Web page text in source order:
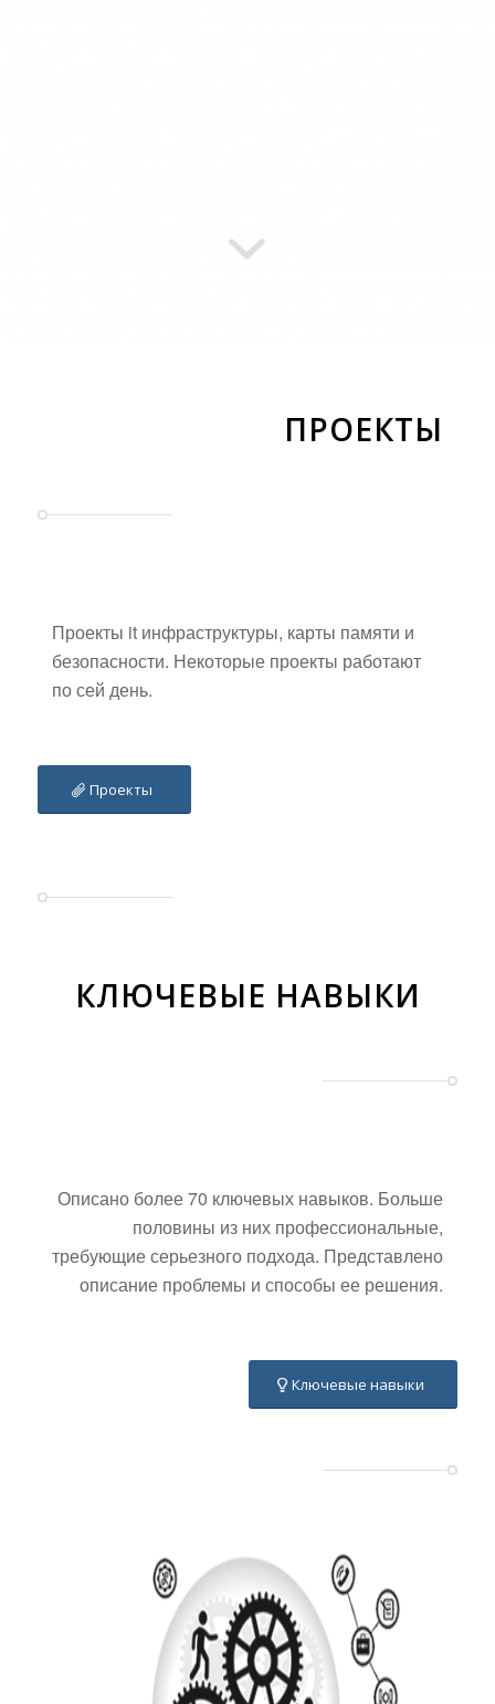
ПРОЕКТЫ
Проекты it инфраструктуры, карты памяти и
безопасности. Некоторые проекты работают
по сей день.
Проекты
КЛЮЧЕВЫЕ НАВЫКИ
Описано более 70 ключевых навыков. Больше
половины из них профессиональные,
требующие серьезного подхода. Представлено
описание проблемы и способы ее решения.
Ключевые навыки